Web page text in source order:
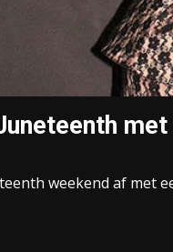
weekend af met